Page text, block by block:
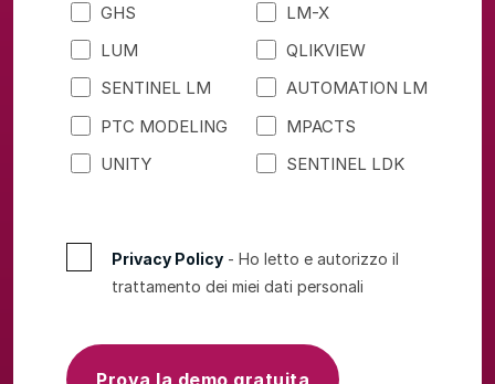
GHS
LM-X
LUM
QLIKVIEW
SENTINEL LM
AUTOMATION LM
PTC MODELING
MPACTS
UNITY
SENTINEL LDK
Privacy Policy - Ho letto e autorizzo il
trattamento dei miei dati personali